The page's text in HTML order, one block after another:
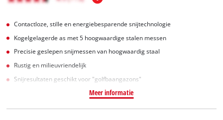
Contactloze, stille en energiebesparende snijtechnologie
Kogelgelagerde as met 5 hoogwaardige stalen messen
Precisie geslepen snijmessen van hoogwaardig staal
Rustig en milieuvriendelijk
Snijresultaten geschikt voor "golfbaangazons"
Meer informatie